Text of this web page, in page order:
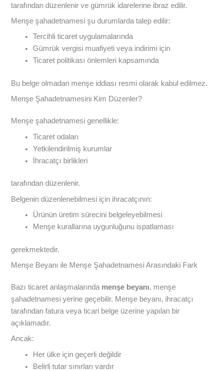
tarafından düzenlenir ve gümrük idarelerine ibraz edilir.
Menşe şahadetnamesi şu durumlarda talep edilir:
Tercihli ticaret uygulamalarında
Gümrük vergisi muafiyeti veya indirimi için
Ticaret politikası önlemleri kapsamında
Bu belge olmadan menşe iddiası resmi olarak kabul edilmez.
Menşe Şahadetnamesini Kim Düzenler?
Menşe şahadetnamesi genellikle:
Ticaret odaları
Yetkilendirilmiş kurumlar
İhracatçı birlikleri
tarafından düzenlenir.
Belgenin düzenlenebilmesi için ihracatçının:
Ürünün üretim sürecini belgeleyebilmesi
Menşe kurallarına uygunluğunu ispatlaması
gerekmektedir.
Menşe Beyanı ile Menşe Şahadetnamesi Arasındaki Fark
Bazı ticaret anlaşmalarında menşe beyanı, menşe
şahadetnamesi yerine geçebilir. Menşe beyanı, ihracatçı
tarafından fatura veya ticari belge üzerine yapılan bir
açıklamadır.
Ancak:
Her ülke için geçerli değildir
Belirli tutar sınırları vardır